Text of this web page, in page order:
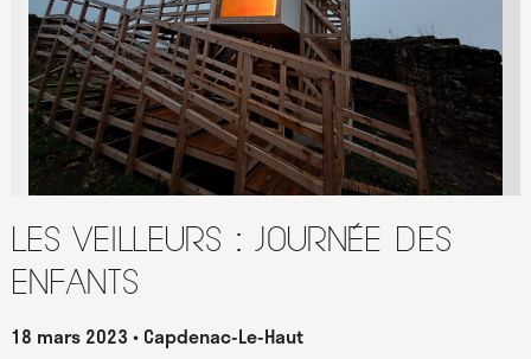
Les Veilleurs : journée des
enfants
18 mars 2023 Capdenac-Le-Haut